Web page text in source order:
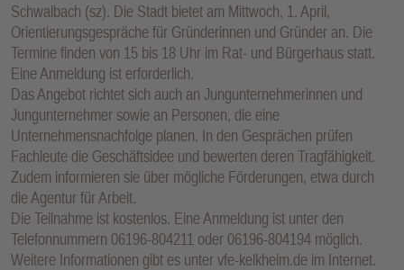
Schwalbach (sz). Die Stadt bietet am Mittwoch, 1. April,
Orientierungsgespräche für Gründerinnen und Gründer an. Die
Termine finden von 15 bis 18 Uhr im Rat- und Bürgerhaus statt.
Eine Anmeldung ist erforderlich.
Das Angebot richtet sich auch an Jungunternehmerinnen und
Jungunternehmer sowie an Personen, die eine
Unternehmensnachfolge planen. In den Gesprächen prüfen
Fachleute die Geschäftsidee und bewerten deren Tragfähigkeit.
Zudem informieren sie über mögliche Förderungen, etwa durch
die Agentur für Arbeit.
Die Teilnahme ist kostenlos. Eine Anmeldung ist unter den
Telefonnummern 06196-804211 oder 06196-804194 möglich.
Weitere Informationen gibt es unter vfe-kelkheim.de im Internet.